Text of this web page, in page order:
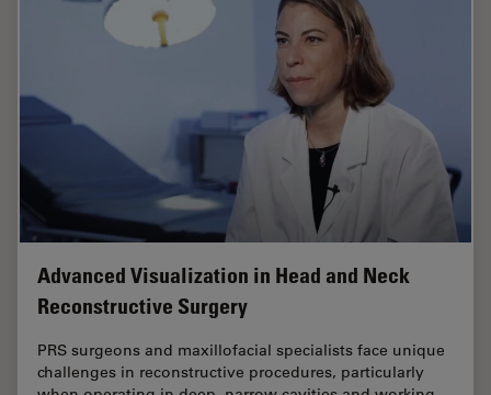
Advanced Visualization in Head and Neck
Reconstructive Surgery
PRS surgeons and maxillofacial specialists face unique
challenges in reconstructive procedures, particularly